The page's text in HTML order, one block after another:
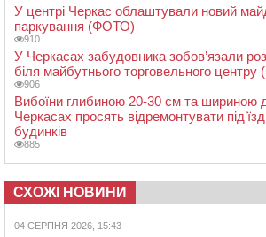
У центрі Черкас облаштували новий
паркування (ФОТО)
910
У Черкасах забудовника зобов’язали
біля майбутнього торговельного
906
Вибоїни глибиною 20-30 см та шириною
Черкасах просять відремонтувати
будинків
885
СХОЖІ НОВИНИ
04 СЕРПНЯ 2026, 15:43